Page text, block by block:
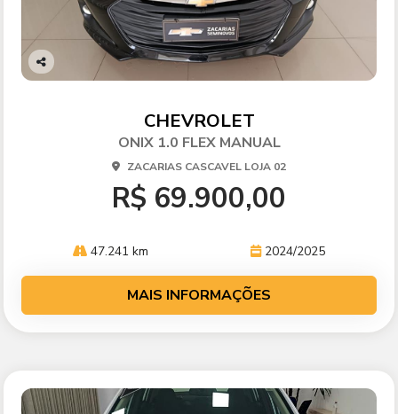
Co
CHEVROLET
ONIX 1.0 FLEX MANUAL
ZACARIAS CASCAVEL LOJA 02
R$ 69.900,00
47.241 km 2024/2025
MAIS INFORMAÇÕES